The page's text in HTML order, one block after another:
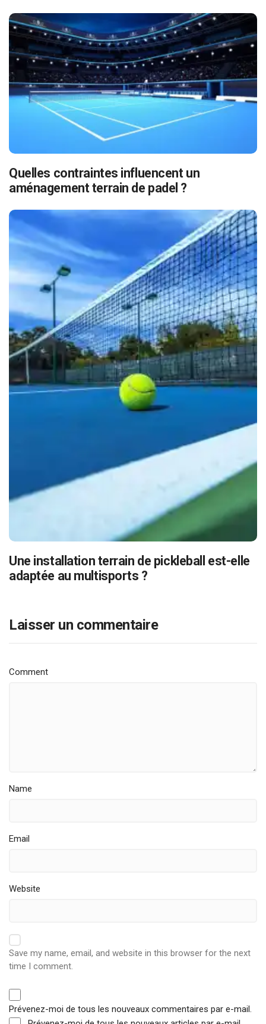
Quelles contraintes influencent un
aménagement terrain de padel ?
Une installation terrain de pickleball est-elle
adaptée au multisports ?
Laisser un commentaire
Comment
Name
Email
Website
Save my name, email, and website in this browser for the next
time I comment.
Prévenez-moi de tous les nouveaux commentaires par e-mail.